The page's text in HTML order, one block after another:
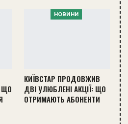
ЩО
НОВИНИ
КИЇВСТАР ПРОДОВЖИВ
ДВІ УЛЮБЛЕНІ АКЦІЇ: ЩО
ОТРИМАЮТЬ АБОНЕНТИ